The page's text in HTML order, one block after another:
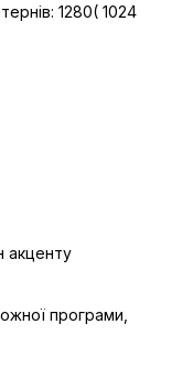
1280( 1024
акценту
програми,